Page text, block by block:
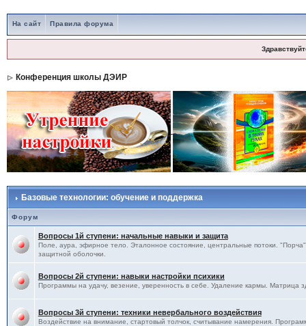
На сайт Правила форума
Конференция школы ДЭИР
Базовые технологии: обучение и поддержка
Форум
Вопросы 1й ступени: начальные навыки и защита
Поле, аура, эфирное тело. Эталонное состояние, центральные потоки.
защитной оболочки.
Вопросы 2й ступени: навыки настройки психики
Программы на удачу, везение, уверенность в себе. Удаление кармы. Матрица
Вопросы 3й ступени: техники невербального воздействия
Воздействие на внимание, стартовый толчок, считывание намерения.